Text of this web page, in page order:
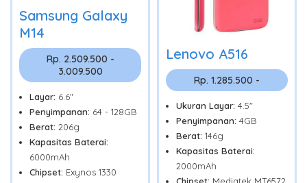
Samsung Galaxy
M14
Rp. 2.509.500 -
3.009.500
Layar: 6.6"
Penyimpanan: 64 - 128GB
Berat: 206g
Kapasitas Baterai:
6000mAh
Chipset: Exynos 1330
Lenovo A516
Rp. 1.285.500 -
Ukuran Layar: 4.5"
Penyimpanan: 4GB
Berat: 146g
Kapasitas Baterai:
2000mAh